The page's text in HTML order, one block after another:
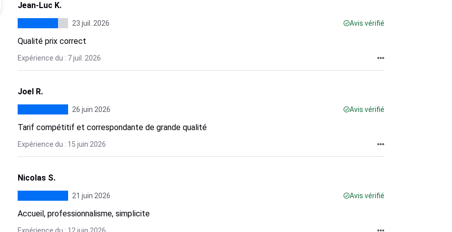
Jean-Luc K.
23 juil. 2026 Avis vérifié
Qualité prix correct
Expérience du : 7 juil. 2026
Joel R.
26 juin 2026 Avis vérifié
Tarif compétitif et correspondante de grande qualité
Expérience du : 15 juin 2026
Nicolas S.
21 juin 2026 Avis vérifié
Accueil, professionnalisme, simplicite